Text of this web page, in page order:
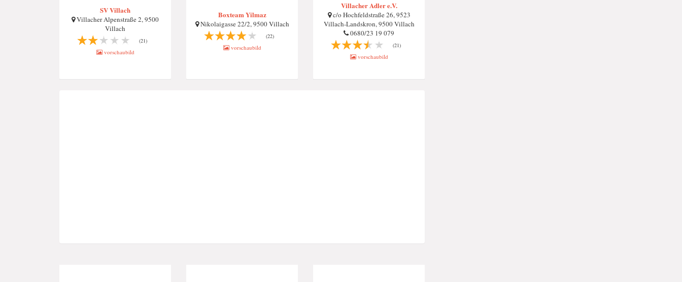
SV Villach
Villacher Alpenstraße 2, 9500
Villach
(21)
vorschaubild
Boxteam Yilmaz
Nikolaigasse 22/2, 9500 Villach
(22)
vorschaubild
Villacher Adler e.V.
c/o Hochfeldstraße 26, 9523
Villach-Landskron, 9500 Villach
0680/23 19 079
(21)
vorschaubild